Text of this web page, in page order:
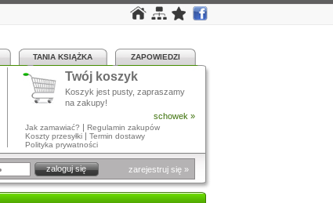
TANIA KSIĄŻKA ZAPOWIEDZI
Twój koszyk
Koszyk jest pusty, zapraszamy
na zakupy!
schowek »
Jak zamawiać? | Regulamin zakupów
Koszty przesyłki | Termin dostawy
Polityka prywatności
zarejestruj się »